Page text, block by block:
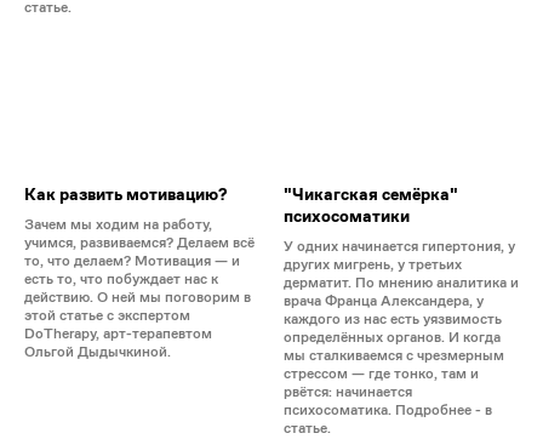
статье.
Как развить мотивацию?
Зачем мы ходим на работу,
учимся, развиваемся? Делаем всё
то, что делаем? Мотивация — и
есть то, что побуждает нас к
действию. О ней мы поговорим в
этой статье с экспертом
DoTherapy, арт-терапевтом
Ольгой Дыдычкиной.
"Чикагская семёрка"
психосоматики
У одних начинается гипертония, у
других мигрень, у третьих
дерматит. По мнению аналитика и
врача Франца Александера, у
каждого из нас есть уязвимость
определённых органов. И когда
мы сталкиваемся с чрезмерным
стрессом — где тонко, там и
рвётся: начинается
психосоматика. Подробнее - в
статье.